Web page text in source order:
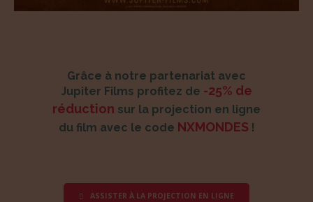
Grâce à notre partenariat avec
Jupiter Films profitez de -25% de
réduction sur la projection en ligne
du film avec le code NXMONDES !
ASSISTER À LA PROJECTION EN LIGNE